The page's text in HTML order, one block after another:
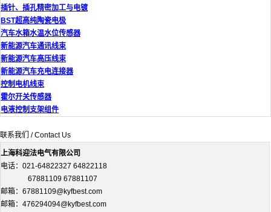
插针、插孔精密加工与电镀
BST超高纯陶瓷电极
汽车水箱水温水位传感器
新能源汽车通讯线束
新能源汽车高压线束
新能源汽车充电连接器
控制电机线束
霍尔开关传感器
电液控制支架组件
联系我们 / Contact Us
上海科迎法电气有限公司
电话：021-64822327 64822118
67881109 67881107
邮箱：67881109@kyfbest.com
邮箱：476294094@kyfbest.com